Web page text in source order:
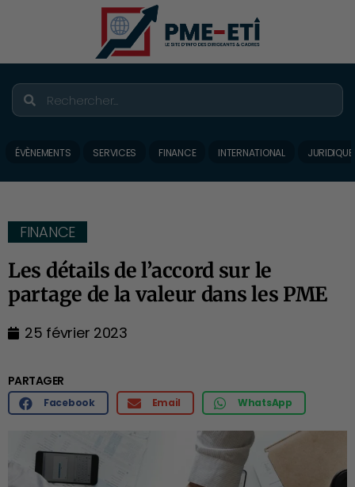
ÉVÈNEMENTS SERVICES FINANCE INTERNATIONAL JURIDIQUE
FINANCE
Les détails de l’accord sur le
partage de la valeur dans les PME
25 février 2023
PARTAGER
Facebook Email WhatsApp